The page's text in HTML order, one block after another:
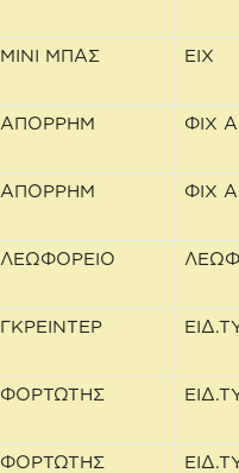
MINI ΜΠΑΣ ΕΙΧ
ΑΠΟΡΡΗΜ ΦΙΧ
ΑΠΟΡΡΗΜ ΦΙΧ
ΛΕΩΦΟΡΕΙΟ ΛΕΩΦ
ΓΚΡΕΙΝΤΕΡ
ΦΟΡΤΩΤΗΣ
ΦΟΡΤΩΤΗΣ